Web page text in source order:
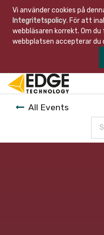
Vi använder cookies på
Integritetspolicy. För att
webbläsaren korrekt. Om
webbplatsen accepterar du
All Events